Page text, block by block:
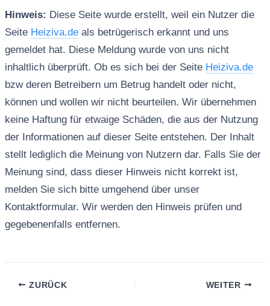
Hinweis: Diese Seite wurde erstellt, weil ein Nutzer die
Seite Heiziva.deals betrügerisch erkannt und uns
gemeldet hat. Diese Meldung wurde von uns nicht
inhaltlich überprüft. Ob es sich bei der Seite Heiziva.de
bzw deren Betreibern um Betrug handelt oder nicht,
können und wollen wir nicht beurteilen. Wir übernehmen
keine Haftung für etwaige Schäden, die aus der Nutzung
der Informationen auf dieser Seite entstehen. Der Inhalt
stellt lediglich die Meinung von Nutzern dar. Falls Sie der
Meinung sind, dass dieser Hinweis nicht korrekt ist,
melden Sie sich bitte umgehend über unser
Kontaktformular. Wir werden den Hinweis prüfen und
gegebenenfalls entfernen.
ZURÜCK WEITER